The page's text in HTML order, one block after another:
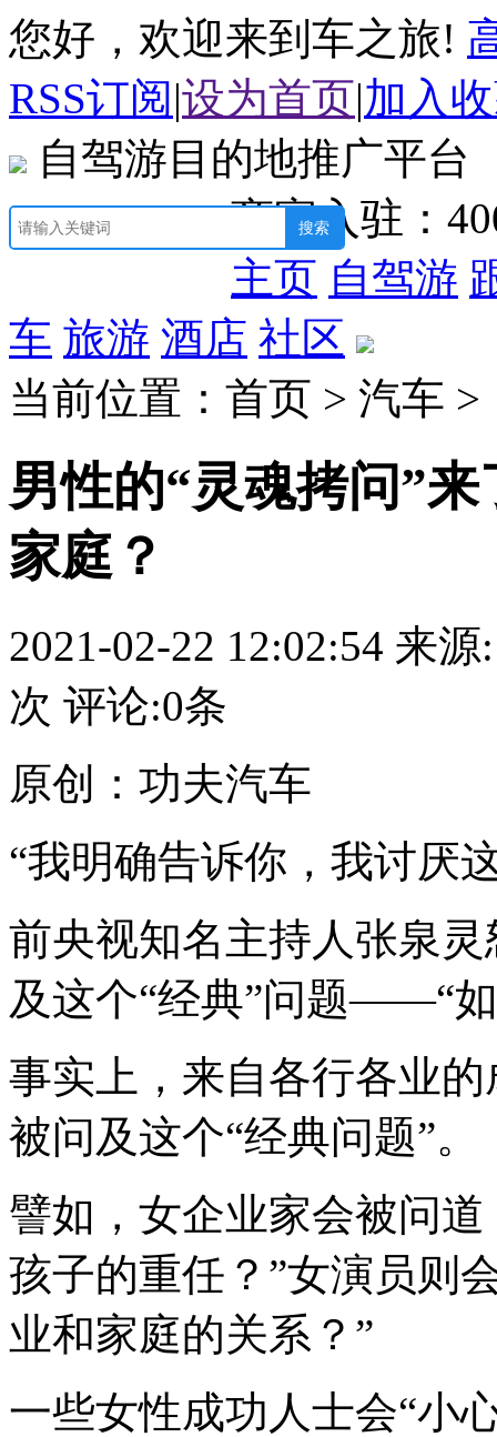
您好，欢迎来到车之旅!
RSS订阅|设为首页|加入
自驾游目的地推广平台
商家入驻：
主页 自驾游
车 旅游 酒店 社区
当前位置：首页 > 汽车 >
男性的“灵魂拷问”
家庭？
2021-02-22 12:02:54 来源:
次 评论:0条
原创：功夫汽车
“我明确告诉你，我讨厌
前央视知名主持人张泉
及这个“经典”问题——“
事实上，来自各行各业
被问及这个“经典问题”。
譬如，女企业家会被问
孩子的重任？”女演员则
业和家庭的关系？”
一些女性成功人士会“小